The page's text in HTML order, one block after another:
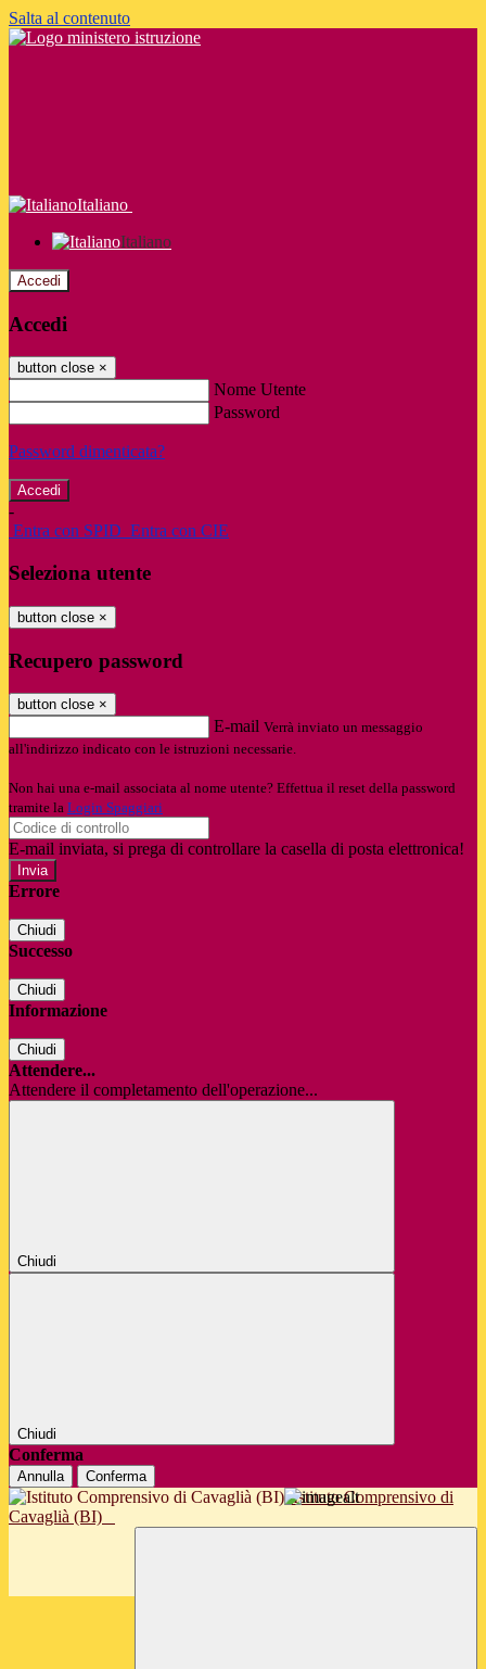
Salta al contenuto
Italiano
Italiano
Accedi
Accedi
button close ×
Nome Utente
Password
Password dimenticata?
-
Entra con SPID Entra con CIE
Seleziona utente
button close ×
Recupero password
button close ×
E-mail Verrà inviato un messaggio
all'indirizzo indicato con le istruzioni necessarie.
Non hai una e-mail associata al nome utente? Effettua il reset della password
tramite la Login Spaggiari
E-mail inviata, si prega di controllare la casella di posta elettronica!
Errore
Chiudi
Successo
Chiudi
Informazione
Chiudi
Attendere...
Attendere il completamento dell'operazione...
Chiudi
Chiudi
Conferma
Annulla Conferma
Istituto Comprensivo di
Cavaglià (BI)